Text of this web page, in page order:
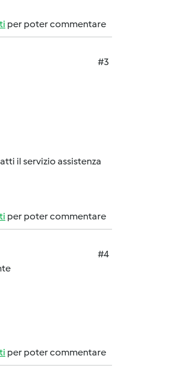
per poter commentare
#3
il servizio assistenza
per poter commentare
#4
per poter commentare